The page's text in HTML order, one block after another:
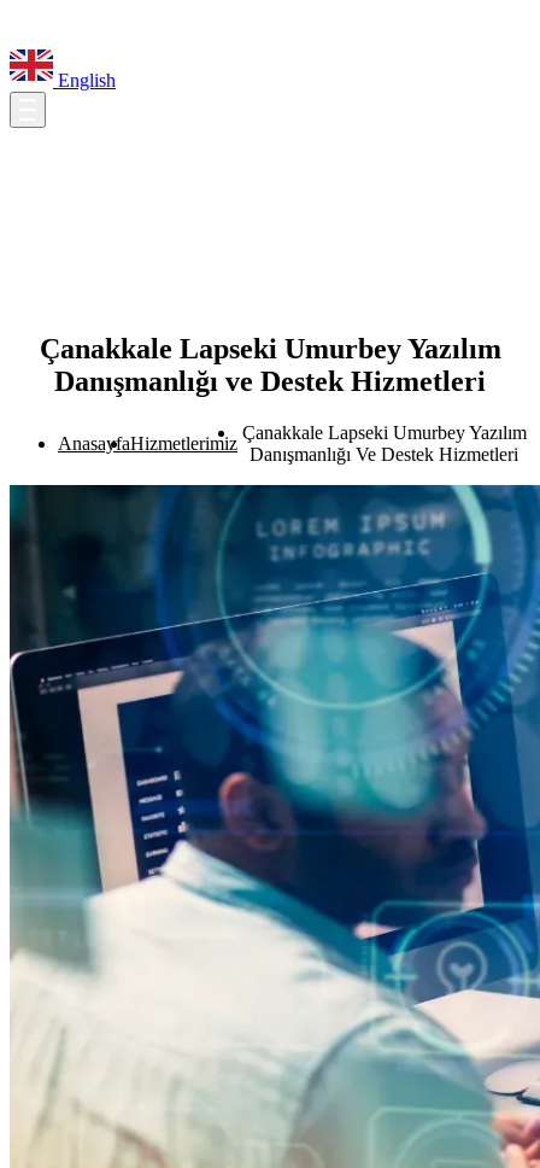
English
Çanakkale Lapseki Umurbey Yazılım
Danışmanlığı ve Destek Hizmetleri
AnasayfaHizmetlerimiz
Çanakkale Lapseki Umurbey Yazılım
Danışmanlığı Ve Destek Hizmetleri